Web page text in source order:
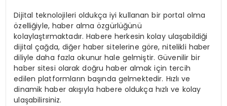
Dijital teknolojileri oldukça iyi kullanan bir portal olma
özelliğiyle, haber alma özgürlüğünü
kolaylaştırmaktadır. Habere herkesin kolay ulaşabildiği
dijital çağda, diğer haber sitelerine göre, nitelikli haber
diliyle daha fazla okunur hale gelmiştir. Güvenilir bir
haber sitesi olarak doğru haber almak için tercih
edilen platformların başında gelmektedir. Hızlı ve
dinamik haber akışıyla habere oldukça hızlı ve kolay
ulaşabilirsiniz.